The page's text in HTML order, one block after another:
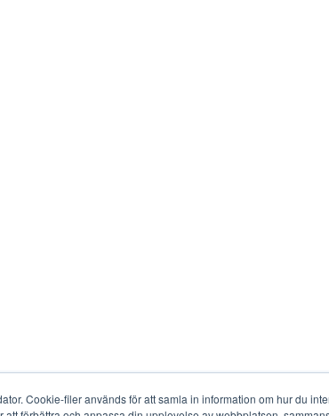
Cookie-filer används för att samla in information om hur du